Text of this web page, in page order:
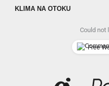
KLIMA NA OTOKU
Could not
Free